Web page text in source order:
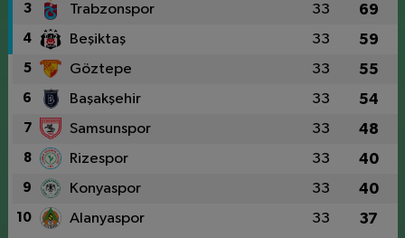
3 Trabzonspor 33 69
4 Beşiktaş 33 59
5 Göztepe 33 55
6 Başakşehir 33 54
7 Samsunspor 33 48
8 Rizespor 33 40
9 Konyaspor 33 40
10 Alanyaspor 33 37